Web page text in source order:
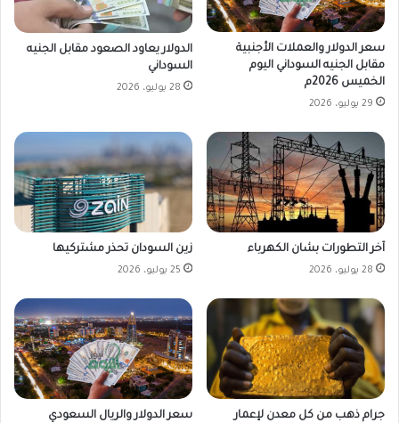
سعر الدولار والعملات الأجنبية
مقابل الجنيه السوداني اليوم
الخميس 2026م
29 يوليو، 2026
الدولار يعاود الصعود مقابل الجنيه
السوداني
28 يوليو، 2026
آخر التطورات بشان الكهرباء
28 يوليو، 2026
زين السودان تحذر مشتركيها
25 يوليو، 2026
جرام ذهب من كل معدن لإعمار
سعر الدولار والريال السعودي